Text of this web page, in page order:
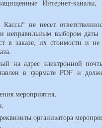
Интернет-каналы,
не несет
неправильным выбором даты
в заказе, их стоимости и
на адрес электронной
в формате PDF и
мероприятия,
организатора